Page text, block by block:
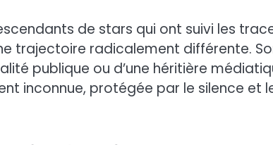
de stars qui ont suivi les
trajectoire radicalement différente.
publique ou d’une héritière
inconnue, protégée par le silence et